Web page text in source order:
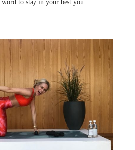
word to stay in your best you